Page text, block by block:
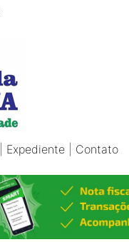
Expediente Contato